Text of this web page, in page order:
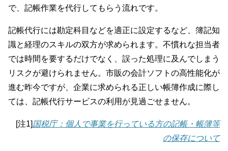
で、記帳作業を代行してもらう流れです。
記帳代行には勘定科目などを適正に設定するなど、簿記知
識と経理のスキルの双方が求められます。不慣れな担当者
では時間を要するだけでなく、誤った処理に及んでしまう
リスクが避けられません。市販の会計ソフトの高性能化が
進む昨今ですが、企業に求められる正しい帳簿作成に際し
ては、記帳代行サービスの利用が見過ごせません。
[注1]国税庁：個人で事業を行っている方の記帳・帳簿等
の保存について